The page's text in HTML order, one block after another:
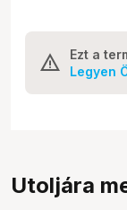
Ezt a
Legyen
Utoljára